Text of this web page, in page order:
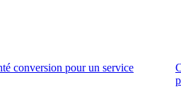
conversion pour un service